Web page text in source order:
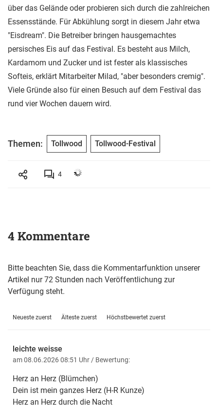
über das Gelände oder probieren sich durch die zahlreichen
Essensstände. Für Abkühlung sorgt in diesem Jahr etwa
"Eisdream". Die Betreiber bringen hausgemachtes
persisches Eis auf das Festival. Es besteht aus Milch,
Kardamom und Zucker und ist fester als klassisches
Softeis, erklärt Mitarbeiter Milad, "aber besonders cremig".
Viele Gründe also für einen Besuch auf dem Festival das
rund vier Wochen dauern wird.
Themen: Tollwood Tollwood-Festival
4
4 Kommentare
Bitte beachten Sie, dass die Kommentarfunktion unserer
Artikel nur 72 Stunden nach Veröffentlichung zur
Verfügung steht.
Neueste zuerst Älteste zuerst Höchstbewertet zuerst
leichte weisse
am 08.06.2026 08:51 Uhr / Bewertung:
Herz an Herz (Blümchen)
Dein ist mein ganzes Herz (H-R Kunze)
Herz an Herz durch die Nacht